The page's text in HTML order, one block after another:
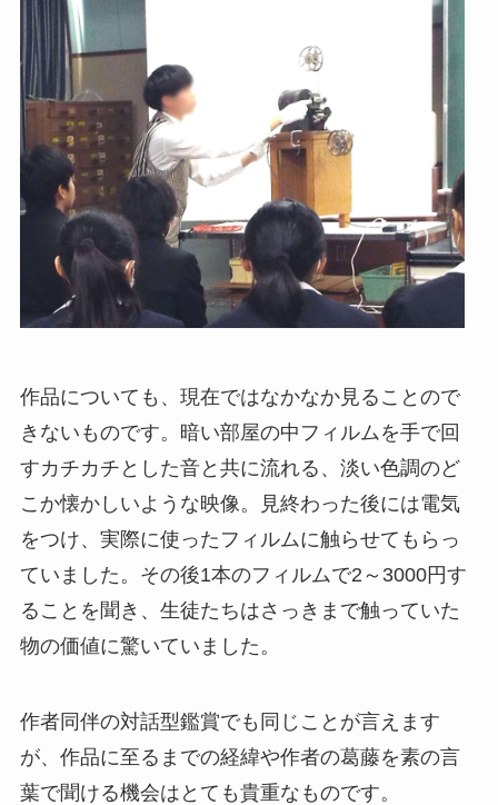
作品についても、現在ではなかなか見ることので
きないものです。暗い部屋の中フィルムを手で回
すカチカチとした音と共に流れる、淡い色調のど
こか懐かしいような映像。見終わった後には電気
をつけ、実際に使ったフィルムに触らせてもらっ
ていました。その後1本のフィルムで2～3000円す
ることを聞き、生徒たちはさっきまで触っていた
物の価値に驚いていました。
作者同伴の対話型鑑賞でも同じことが言えます
が、作品に至るまでの経緯や作者の葛藤を素の言
葉で聞ける機会はとても貴重なものです。